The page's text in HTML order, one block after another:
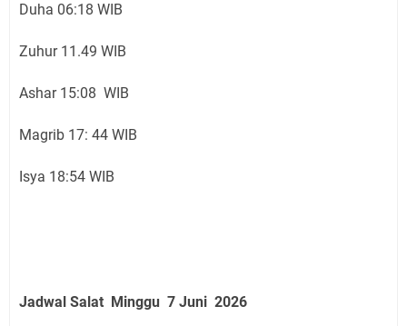
Duha 06:18 WIB
Zuhur 11.49 WIB
Ashar 15:08 WIB
Magrib 17: 44 WIB
Isya 18:54 WIB
Jadwal Salat Minggu 7 Juni 2026